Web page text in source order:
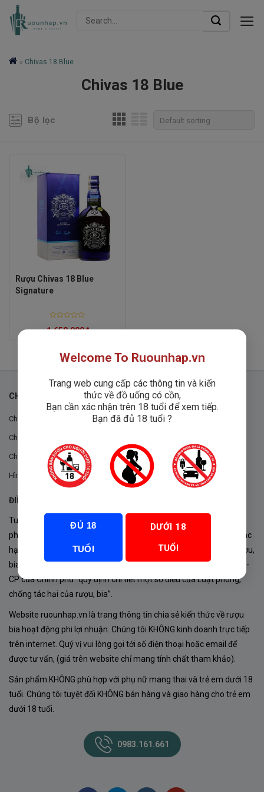
Skip
Search
» Chivas 18 Blue
Chivas 18 Blue
Bộ lọc
Rượu Chivas 18 Blue
Signature
Rated
1,650,000₫
CHÍNH SÁCH
Chính sách chung
Chính sách đổi trả
Chính sách mua hàng
Hình thức thanh toán
ĐIỀU KHOẢN VÀ CHÍNH SÁCH
Tuân thủ Nghị định 105/2017/NĐ-CP ngày 14/9/2017 của Chính
phủ về sản xuất, kinh doanh rượu. Tuân thủ Luật “phòng chống tác
hại của rượu, bia” số 44/2019/QH14-Điều 16 về “điều kiện bán rượu,
bia theo hình thức thương mại điện tử”; Nghị định số 24/2020/NĐ-
CP của Chính phủ “quy định chi tiết một số điều của Luật phòng,
chống tác hại của rượu, bia”.
Website ruounhap.vn là trang thông tin chia sẻ kiến thức về rượu
bia hoạt động phi lợi nhuận. Chúng tôi KHÔNG kinh doanh trực tiếp
trên internet. Quý vị vui lòng gọi tới số điện thoại hoặc email để
được tư vấn, (giá trên website chỉ mang tính chất tham khảo).
Sản phẩm KHÔNG phù hợp với phụ nữ mang thai và trẻ em dưới 18
tuổi. Chúng tôi tuyệt đối KHÔNG bán hàng và giao hàng cho trẻ em
dưới 18 tuổi.
0983.161.661
Welcome To Ruounhap.vn
Trang web cung cấp các thông tin và kiến
thức về đồ uống có cồn,
Bạn cần xác nhận trên 18 tuổi để xem tiếp.
Bạn đã đủ 18 tuổi ?
ĐỦ 18
TUỔI
DƯỚI 18
TUỔI